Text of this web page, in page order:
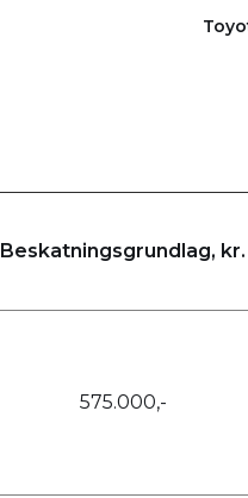
Beskatningsgrundlag, kr.
575.000,-